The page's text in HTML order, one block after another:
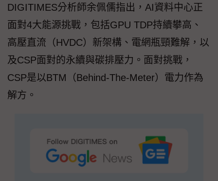
DIGITIMES分析師余佩儒指出，AI資料中心正
面對4大能源挑戰，包括GPU TDP持續攀高、
高壓直流（HVDC）新架構、電網瓶頸難解，以
及CSP面對的永續與碳排壓力。面對挑戰，
CSP是以BTM（Behind-The-Meter）電力作為
解方。